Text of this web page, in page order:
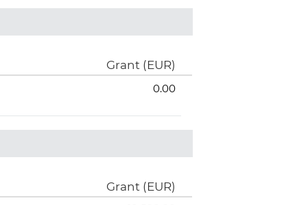
Grant (EUR)
0.00
Grant (EUR)